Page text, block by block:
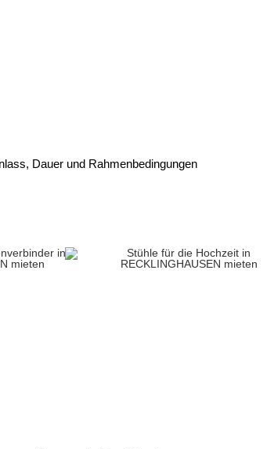
Dauer und Rahmenbedingungen